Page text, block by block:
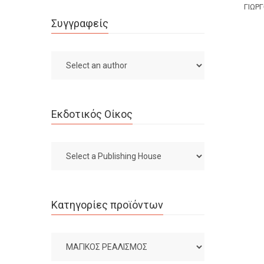
Συγγραφείς
Εκδοτικός Οίκος
Κατηγορίες προϊόντων